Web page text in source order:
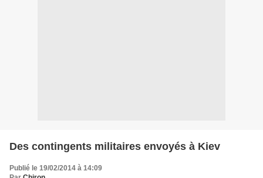
Des contingents militaires envoyés à Kiev
Publié le 19/02/2014 à 14:09